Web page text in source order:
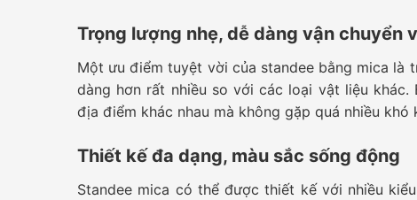
Trọng lượng nhẹ, dễ dàng vận chuyển
Một ưu điểm tuyệt vời của standee bằng mica là
dàng hơn rất nhiều so với các loại vật liệu
địa điểm khác nhau mà không gặp quá nhiều khó
Thiết kế đa dạng, màu sắc sống động
Standee mica có thể được thiết kế với nhiều